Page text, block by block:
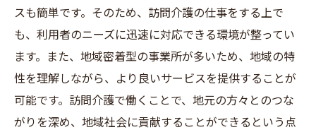
スも簡単です。そのため、訪問介護の仕事をする上で
も、利用者のニーズに迅速に対応できる環境が整ってい
ます。また、地域密着型の事業所が多いため、地域の特
性を理解しながら、より良いサービスを提供することが
可能です。訪問介護で働くことで、地元の方々とのつな
がりを深め、地域社会に貢献することができるという点